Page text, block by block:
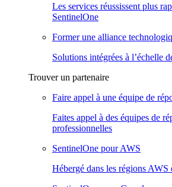
Les services réussissent plus
SentinelOne
Former une alliance
Solutions intégrées à l’échelle
Trouver un partenaire
Faire appel à une équipe de
Faites appel à des équipes de
professionnelles
SentinelOne pour AWS
Hébergé dans les régions AWS